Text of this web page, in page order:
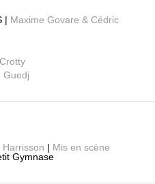
| Maxime Govare & Cédric
Guedj
Harrisson | Mis en scène
Gymnase